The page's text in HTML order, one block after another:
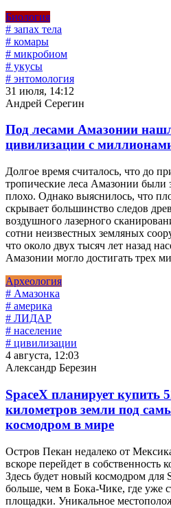
Биология
# запах тела
# комары
# микробиом
# укусы
# энтомология
31 июля, 14:12
Андрей Серегин
Под лесами Амазонии
цивилизации с
Долгое время считалось, что до
тропические леса Амазонии были
плохо. Однако выяснилось, что
скрывает большинство следов
воздушного лазерного
сотни неизвестных земляных
что около двух тысяч лет назад
Амазонии могло достигать трех
Археология
# Амазонка
# америка
# ЛИДАР
# население
# цивилизации
4 августа, 12:03
Александр Березин
SpaceX планирует купить
километров земли под
космодром в мире
Остров Пекан недалеко от
вскоре перейдет в
Здесь будет новый космодром для
больше, чем в Бока-Чике, где уже
площадки. Уникальное